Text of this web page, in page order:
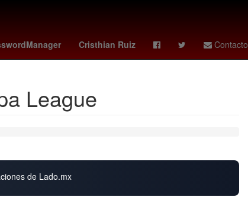
Cristhian Ruiz Contacto
Aguascalientes
League
de Lado.mx